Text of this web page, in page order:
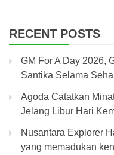
RECENT POSTS
GM For A Day 2026,
Santika Selama
Agoda Catatkan
Jelang Libur Hari
Nusantara Explorer
yang memadukan